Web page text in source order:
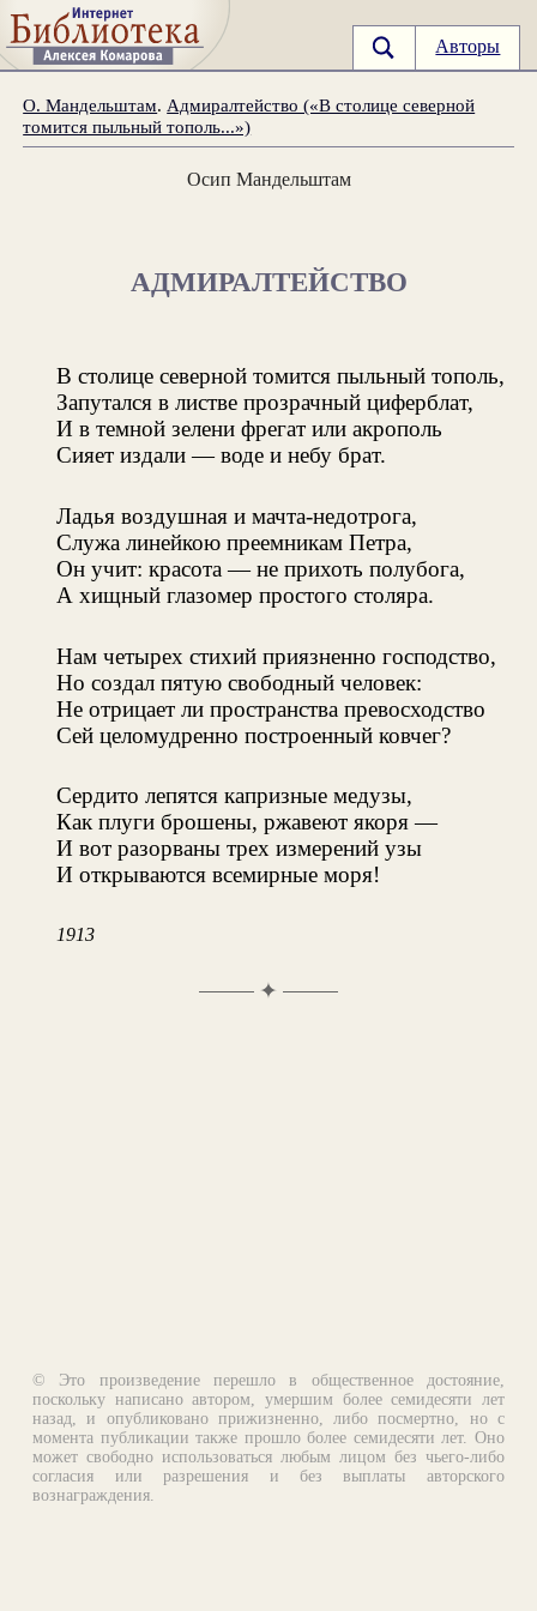
Авторы
О. Мандельштам. Адмиралтейство («В столице северной
томится пыльный тополь...»)
Осип Мандельштам
АДМИРАЛТЕЙСТВО
В столице северной томится пыльный тополь,
Запутался в листве прозрачный циферблат,
И в темной зелени фрегат или акрополь
Сияет издали — воде и небу брат.
Ладья воздушная и мачта-недотрога,
Служа линейкою преемникам Петра,
Он учит: красота — не прихоть полубога,
А хищный глазомер простого столяра.
Нам четырех стихий приязненно господство,
Но создал пятую свободный человек:
Не отрицает ли пространства превосходство
Сей целомудренно построенный ковчег?
Сердито лепятся капризные медузы,
Как плуги брошены, ржавеют якоря —
И вот разорваны трех измерений узы
И открываются всемирные моря!
1913
✦
© Это произведение перешло в общественное достояние,
поскольку написано автором, умершим более семидесяти лет
назад, и опубликовано прижизненно, либо посмертно, но с
момента публикации также прошло более семидесяти лет. Оно
может свободно использоваться любым лицом без чьего-либо
согласия или разрешения и без выплаты авторского
вознаграждения.